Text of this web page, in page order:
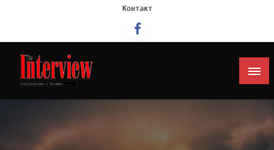
Контакт
Интервју